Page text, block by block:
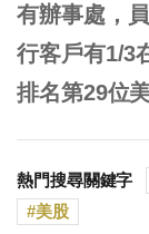
有辦事處，
行客戶有1/3
排名第29位
熱門搜尋關鍵字
美股